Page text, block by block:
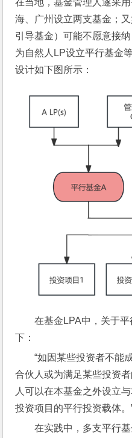
海、广州设立两支基金；
引导基金）可能不愿意接
为自然人LP设立平行基金
设计如下图所示：
在基金LPA中，关于
下：
“如因某些投资者不能
合伙人或为满足某些投资
人可以在本基金之外设立
投资项目的平行投资载体。
在实践中，多支平行